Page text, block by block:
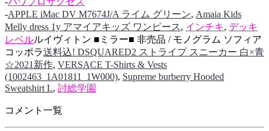
-APPLE iMac DV M7674J/A ライム グリーン, Amaia Kids
Melly dress 1y アマイアキッズ ワンピース, インチキ, デッキ
レベルルイヴィトン ■ミラー■ 非売品 / モノグラム ソフィア
コッポラ送料込! DSQUARED2 ストライプ スニーカー 白×青
☆2021新作, VERSACE T-Shirts & Vests
(1002463_1A01811_1W000), Supreme burberry Hooded
Sweatshirt L, 討総学園
コメント一覧